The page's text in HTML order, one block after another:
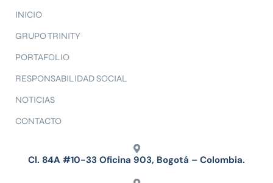
INICIO
GRUPO TRINITY
PORTAFOLIO
RESPONSABILIDAD SOCIAL
NOTICIAS
CONTACTO
Cl. 84A #10-33 Oficina 903, Bogotá – Colombia.